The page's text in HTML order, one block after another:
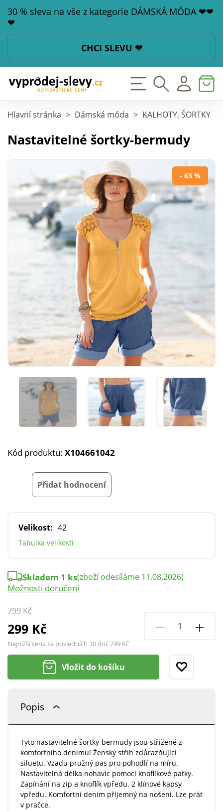
30 % sleva na vše z kategorie DÁMSKÁ MÓDA ❤❤
❤
CHCI SLEVU ❤
Hlavní stránka > Dámská móda > KALHOTY, ŠORTKY >
Nastavitelné šortky-bermudy
- 63 %
Kód produktu: X104661042
Přidat hodnocení
Velikost: 42
Tabulka velikostí
799 Kč
299 Kč
Nejnižší cena za posledních 30 dní:799 Kč
Skladem 1 ks(zboží odesíláme 11.08.2026)
Možnosti doručení
Vložit do košíku
Popis
Tyto nastavitelné šortky-bermudy jsou střižené z
komfortního denimu! Ženský střih zdůrazňující
siluetu. Vzadu pružný pas pro pohodlí na míru.
Nastavitelná délka nohavic pomocí knoflíkové patky.
Zapínání na zip a knoflík vpředu. 2 klínové kapsy
vpředu. Komfortní denim příjemný na nošení. Lze prát
v pračce.